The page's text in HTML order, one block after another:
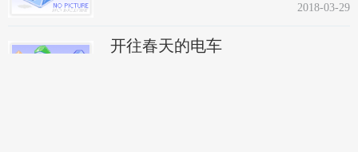
2018-03-29
开往春天的电车